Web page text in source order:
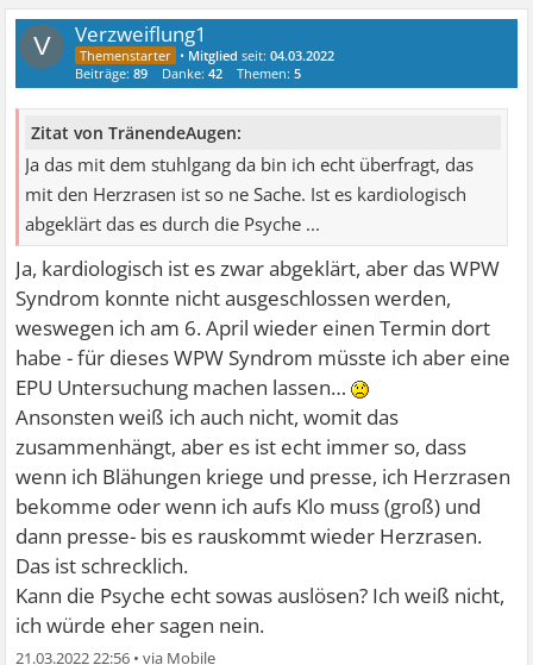
V Verzweiflung1
• Mitglied seit:04.03.2022
Beiträge:89 Danke:42 Themen:5
Zitat von TränendeAugen:
Ja das mit dem stuhlgang da bin ich echt überfragt, das
mit den Herzrasen ist so ne Sache. Ist es kardiologisch
abgeklärt das es durch die Psyche ...
Ja, kardiologisch ist es zwar abgeklärt, aber das WPW
Syndrom konnte nicht ausgeschlossen werden,
weswegen ich am 6. April wieder einen Termin dort
habe - für dieses WPW Syndrom müsste ich aber eine
EPU Untersuchung machen lassen…
Ansonsten weiß ich auch nicht, womit das
zusammenhängt, aber es ist echt immer so, dass
wenn ich Blähungen kriege und presse, ich Herzrasen
bekomme oder wenn ich aufs Klo muss (groß) und
dann presse- bis es rauskommt wieder Herzrasen.
Das ist schrecklich.
Kann die Psyche echt sowas auslösen? Ich weiß nicht,
ich würde eher sagen nein.
21.03.2022 22:56 •